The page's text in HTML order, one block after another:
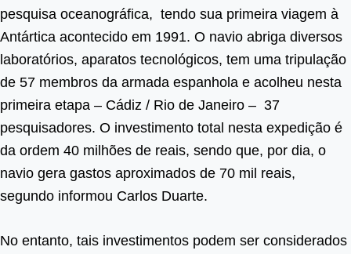
pesquisa oceanográfica, tendo sua primeira viagem à
Antártica acontecido em 1991. O navio abriga diversos
laboratórios, aparatos tecnológicos, tem uma tripulação
de 57 membros da armada espanhola e acolheu nesta
primeira etapa – Cádiz / Rio de Janeiro – 37
pesquisadores. O investimento total nesta expedição é
da ordem 40 milhões de reais, sendo que, por dia, o
navio gera gastos aproximados de 70 mil reais,
segundo informou Carlos Duarte.
No entanto, tais investimentos podem ser considerados